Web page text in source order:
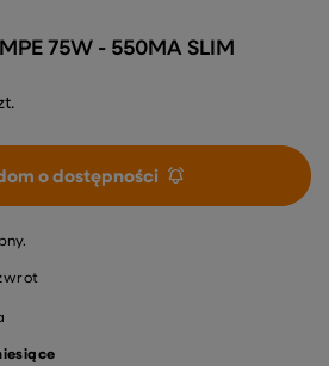
o dostępności
75W - 550MA SLIM